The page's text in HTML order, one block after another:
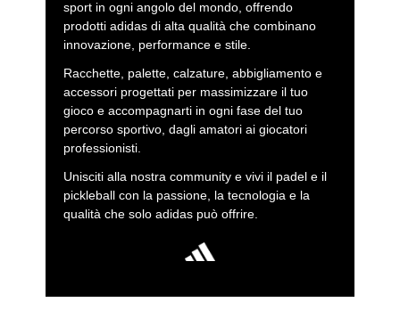
sport in ogni angolo del mondo, offrendo
prodotti adidas di alta qualità che combinano
innovazione, performance e stile.
Racchette, palette, calzature, abbigliamento e
accessori progettati per massimizzare il tuo
gioco e accompagnarti in ogni fase del tuo
percorso sportivo, dagli amatori ai giocatori
professionisti.
Unisciti alla nostra community e vivi il padel e il
pickleball con la passione, la tecnologia e la
qualità che solo adidas può offrire.